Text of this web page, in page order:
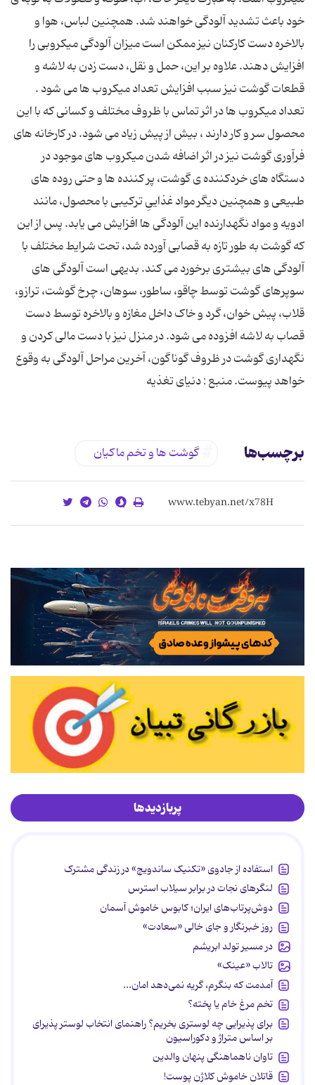
خود باعث تشدید آلودگی خواهند شد. همچنین لباس، هوا و
بالاخره دست کارکنان نیز ممکن است میزان آلودگی میکروبی را
افزایش دهند. علاوه بر این، حمل و نقل، دست زدن به لاشه و
قطعات گوشت نیز سبب افزایش تعداد میکروب ها می شود .
تعداد میکروب ها در اثر تماس با ظروف مختلف و کسانی که با این
محصول سر و کار دارند ، بیش از پیش زیاد می شود. در کارخانه های
فرآوری گوشت نیز در اثر اضافه شدن میکروب های موجود در
دستگاه های خردکننده ی گوشت، پر کننده ها و حتی روده های
طبیعی و همچنین دیگر مواد غذاییِ ترکیبی با محصول، مانند
ادویه و مواد نگهدارنده این آلودگی ها افزایش می یابد. پس از این
که گوشت به طور تازه به قصابی آورده شد، تحت شرایط مختلف با
آلودگی های بیشتری برخورد می کند. بدیهی است آلودگی های
سوپرهای گوشت توسط چاقو، ساطور، سوهان، چرخ گوشت، ترازو،
قلاب، پیش خوان، گرد و خاک داخل مغازه و بالاخره توسط دست
قصاب به لاشه افزوده می شود. در منزل نیز با دست مالی کردن و
نگهداری گوشت در ظروف گوناگون، آخرین مراحل آلودگی به وقوع
خواهد پیوست. منبع : دنیای تغذیه
برچسب‌ها گوشت ها و تخم ماکیان
پربازدیدها
استفاده از جادوی «تکنیک ساندویچ» در زندگی مشترک
لنگرهای نجات در برابر سیلاب استرس
دوش‌پرتاب‌های ایران؛ کابوس خاموش آسمان
روز خبرنگار و جای خالی «سعادت»
در مسیر تولد ابریشم
تالاب «عینک»
آمدمت که بنگرم، گریه نمی‌دهد امان...
تخم مرغ خام یا پخته؟
برای پذیرایی چه لوستری بخریم؟ راهنمای انتخاب لوستر پذیرای
بر اساس متراژ و دکوراسیون
تاوان ناهماهنگی پنهان والدین
قاتلان خاموش کلاژن پوست!